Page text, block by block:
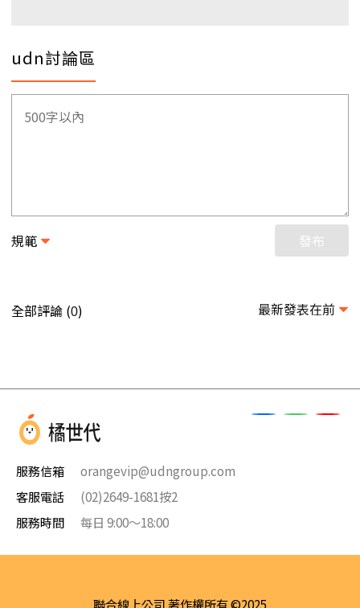
udn討論區
規範 發布
全部評論 (0) 最新發表在前
服務信箱
orangevip@udngroup.com
客服電話
(02)2649-1681按2
服務時間
每日 9:00～18:00
聯合線上公司 著作權所有 ©2025